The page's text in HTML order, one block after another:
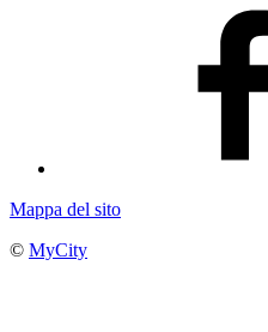
Mappa del sito
© MyCity